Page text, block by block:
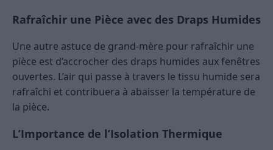
Rafraîchir une Pièce avec des Draps Humides
Une autre astuce de grand-mère pour rafraîchir une
pièce est d’accrocher des draps humides aux fenêtres
ouvertes. L’air qui passe à travers le tissu humide sera
rafraîchi et contribuera à abaisser la température de
la pièce.
L’Importance de l’Isolation Thermique